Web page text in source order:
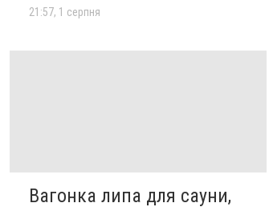
21:57, 1 серпня
Вагонка липа для сауни,